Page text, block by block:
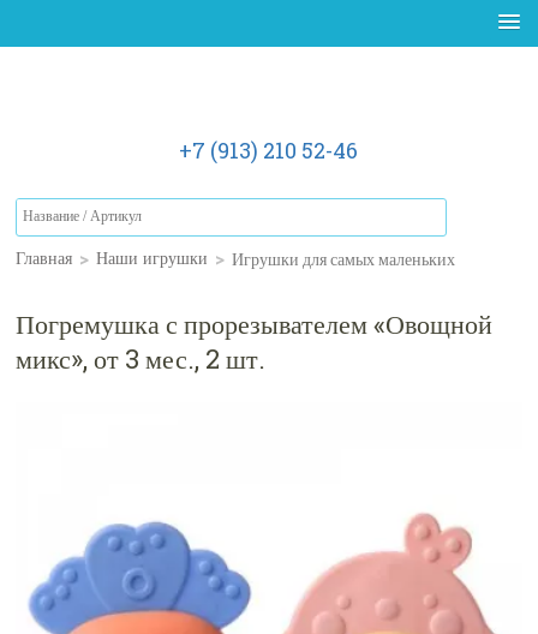
+7 (913) 210 52-46
Главная > Наши игрушки > Игрушки для самых маленьких
Погремушка с прорезывателем «Овощной
микс», от 3 мес., 2 шт.